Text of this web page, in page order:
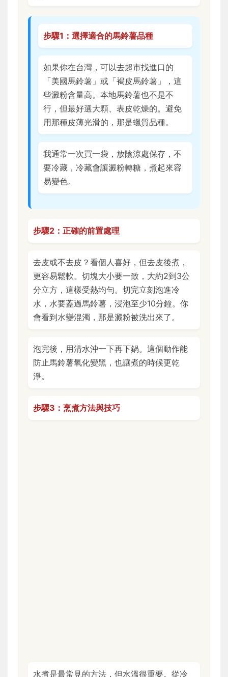
步驟1：選擇適合的馬鈴薯品種
如果你在台灣，可以去超市找進口的
「美國馬鈴薯」或「褐皮馬鈴薯」，這
些澱粉含量高。本地馬鈴薯也不是不
行，但最好選大顆、表皮乾燥的。避免
用那種皮薄光滑的，那是蠟質品種。
我通常一次買一袋，放陰涼處保存，不
要冷藏，冷藏會讓澱粉轉糖，煮起來容
易變色。
步驟2：正確的前置處理
去皮或不去皮？看個人喜好，但去皮後煮，
更容易鬆軟。切塊大小要一致，大約2到3公
分立方，這樣受熱均勻。切完立刻泡進冷
水，水要蓋過馬鈴薯，浸泡至少10分鐘。你
會看到水變混濁，那是澱粉被洗出來了。
泡完後，用清水沖一下再下鍋。這個動作能
防止馬鈴薯氧化變黑，也讓煮的時候更乾
淨。
步驟3：烹煮方法與技巧
水煮是最常見的方法，但水溫很重要。從冷